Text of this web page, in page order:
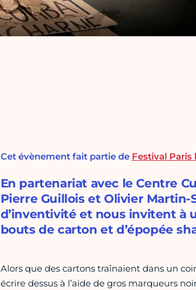
Cet évènement fait partie de Festival Paris
En partenariat avec le Centre
Pierre Guillois et Olivier
d’inventivité et nous invitent à
bouts de carton et d’épopée
Alors que des cartons traînaient dans un
écrire dessus à l’aide de gros marqueurs